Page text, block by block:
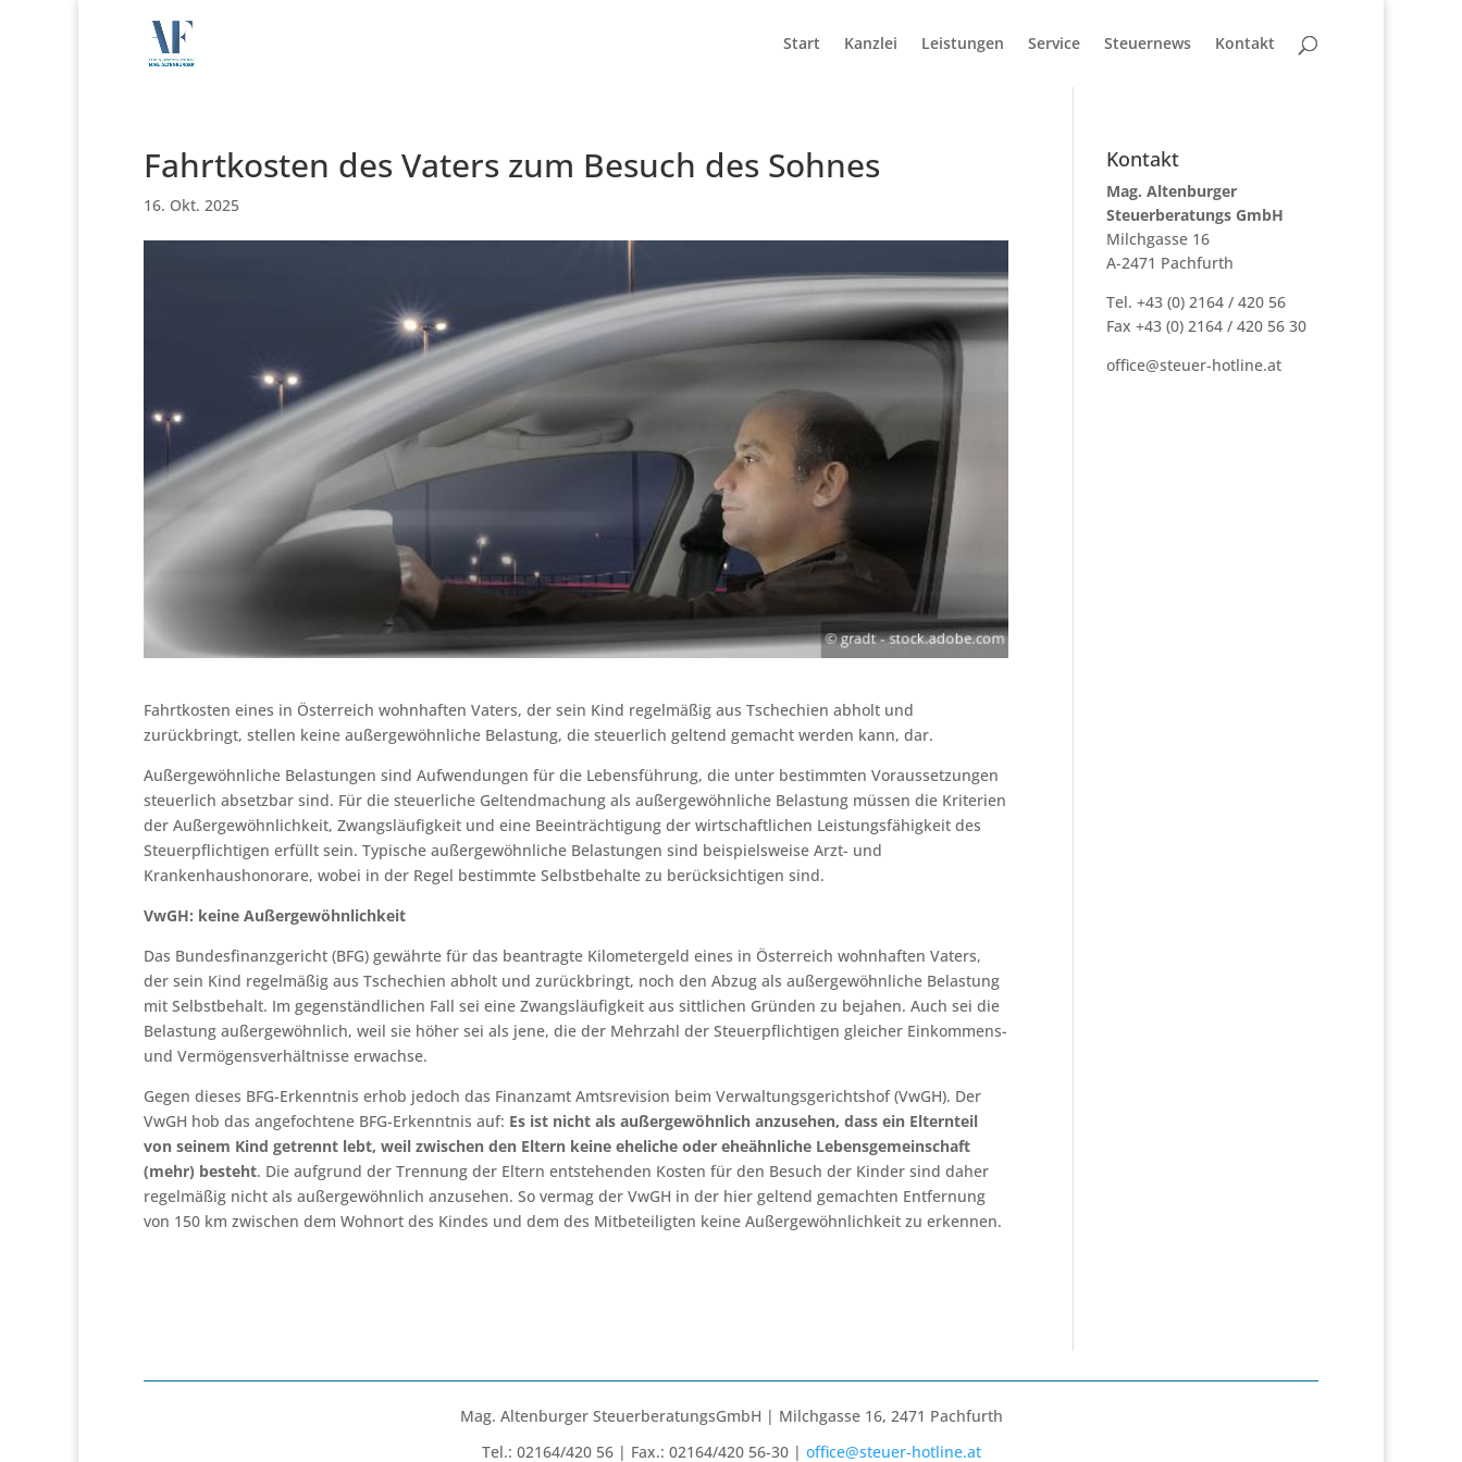
Start Kanzlei Leistungen Service Steuernews Kontakt
Fahrtkosten des Vaters zum Besuch des Sohnes
16. Okt. 2025
Fahrtkosten eines in Österreich wohnhaften Vaters, der sein Kind regelmäßig aus Tschechien abholt und
zurückbringt, stellen keine außergewöhnliche Belastung, die steuerlich geltend gemacht werden kann, dar.
Außergewöhnliche Belastungen sind Aufwendungen für die Lebensführung, die unter bestimmten Voraussetzungen
steuerlich absetzbar sind. Für die steuerliche Geltendmachung als außergewöhnliche Belastung müssen die Kriterien
der Außergewöhnlichkeit, Zwangsläufigkeit und eine Beeinträchtigung der wirtschaftlichen Leistungsfähigkeit des
Steuerpflichtigen erfüllt sein. Typische außergewöhnliche Belastungen sind beispielsweise Arzt- und
Krankenhaushonorare, wobei in der Regel bestimmte Selbstbehalte zu berücksichtigen sind.
VwGH: keine Außergewöhnlichkeit
Das Bundesfinanzgericht (BFG) gewährte für das beantragte Kilometergeld eines in Österreich wohnhaften Vaters,
der sein Kind regelmäßig aus Tschechien abholt und zurückbringt, noch den Abzug als außergewöhnliche Belastung
mit Selbstbehalt. Im gegenständlichen Fall sei eine Zwangsläufigkeit aus sittlichen Gründen zu bejahen. Auch sei die
Belastung außergewöhnlich, weil sie höher sei als jene, die der Mehrzahl der Steuerpflichtigen gleicher Einkommens-
und Vermögensverhältnisse erwachse.
Gegen dieses BFG-Erkenntnis erhob jedoch das Finanzamt Amtsrevision beim Verwaltungsgerichtshof (VwGH). Der
VwGH hob das angefochtene BFG-Erkenntnis auf: Es ist nicht als außergewöhnlich anzusehen, dass ein Elternteil
von seinem Kind getrennt lebt, weil zwischen den Eltern keine eheliche oder eheähnliche Lebensgemeinschaft
(mehr) besteht. Die aufgrund der Trennung der Eltern entstehenden Kosten für den Besuch der Kinder sind daher
regelmäßig nicht als außergewöhnlich anzusehen. So vermag der VwGH in der hier geltend gemachten Entfernung
von 150 km zwischen dem Wohnort des Kindes und dem des Mitbeteiligten keine Außergewöhnlichkeit zu erkennen.
Kontakt
Mag. Altenburger
Steuerberatungs GmbH
Milchgasse 16
A-2471 Pachfurth
Tel. +43 (0) 2164 / 420 56
Fax +43 (0) 2164 / 420 56 30
office@steuer-hotline.at
Mag. Altenburger SteuerberatungsGmbH | Milchgasse 16, 2471 Pachfurth
Tel.: 02164/420 56 | Fax.: 02164/420 56-30 | office@steuer-hotline.at